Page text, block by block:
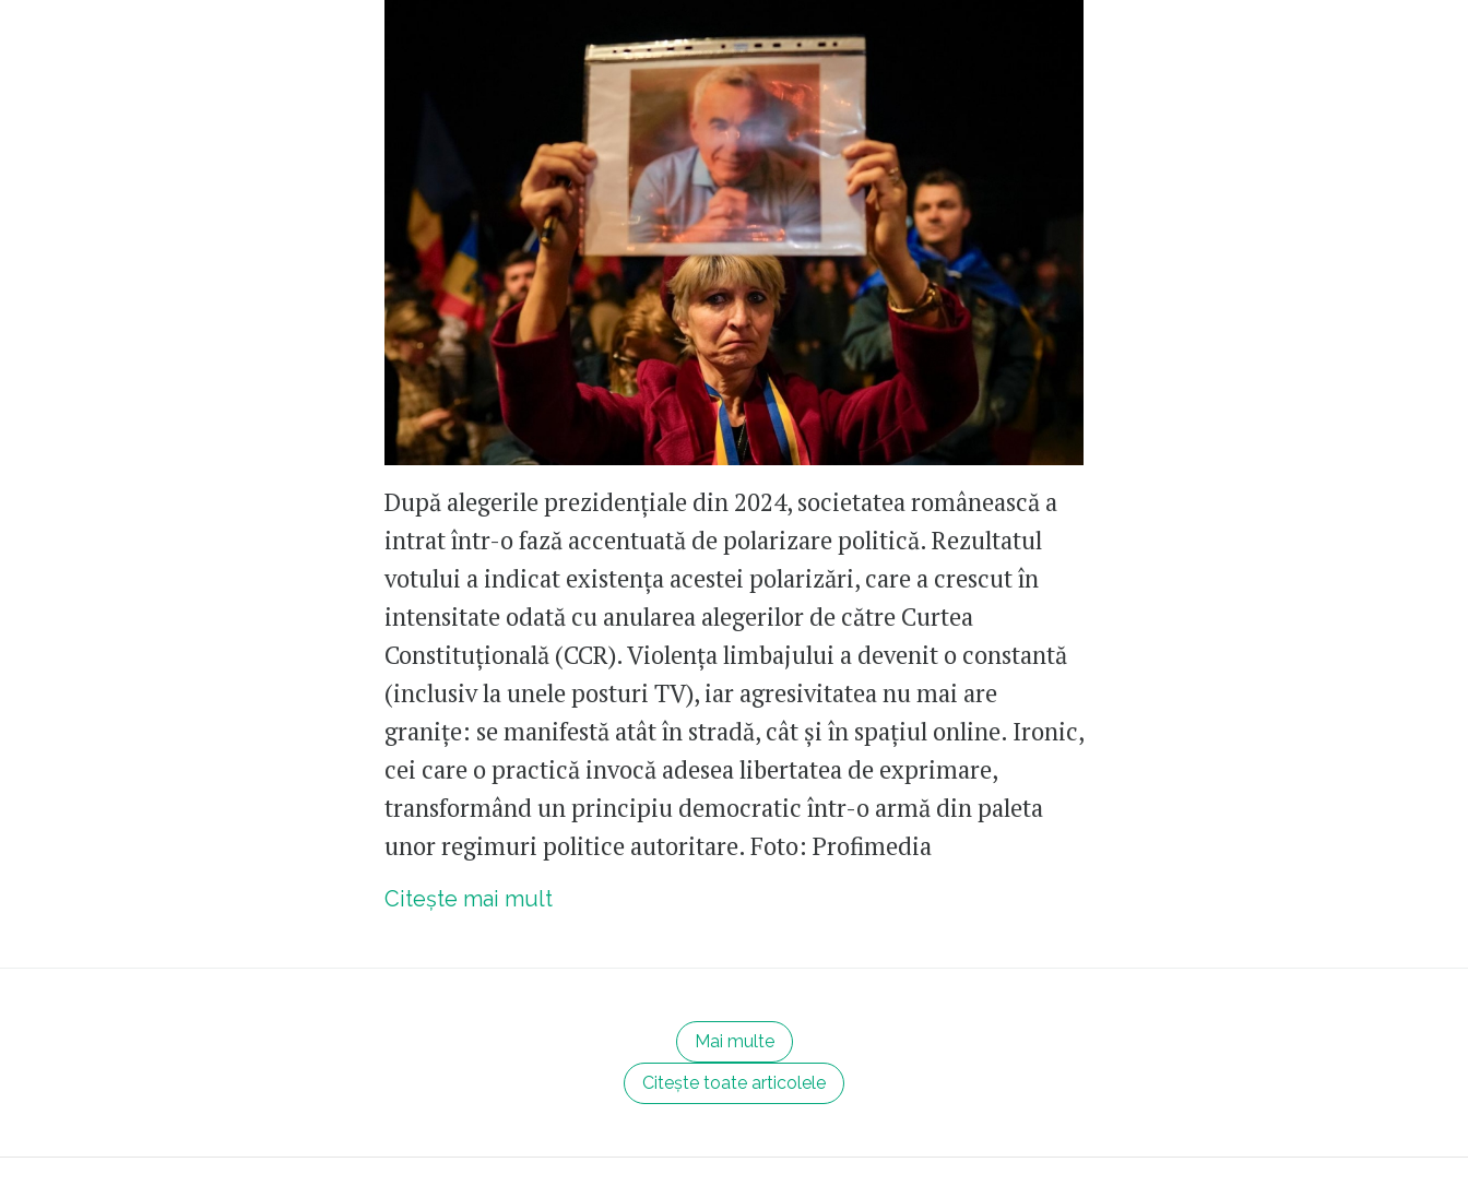
După alegerile prezidențiale din 2024, societatea românească a
intrat într-o fază accentuată de polarizare politică. Rezultatul
votului a indicat existența acestei polarizări, care a crescut în
intensitate odată cu anularea alegerilor de către Curtea
Constituțională (CCR). Violența limbajului a devenit o constantă
(inclusiv la unele posturi TV), iar agresivitatea nu mai are
granițe: se manifestă atât în stradă, cât și în spațiul online. Ironic,
cei care o practică invocă adesea libertatea de exprimare,
transformând un principiu democratic într-o armă din paleta
unor regimuri politice autoritare. Foto: Profimedia
Citește mai mult
Mai multe
Citește toate articolele